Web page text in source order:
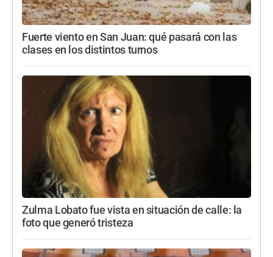
Fuerte viento en San Juan: qué pasará con las
clases en los distintos turnos
Zulma Lobato fue vista en situación de calle: la
foto que generó tristeza